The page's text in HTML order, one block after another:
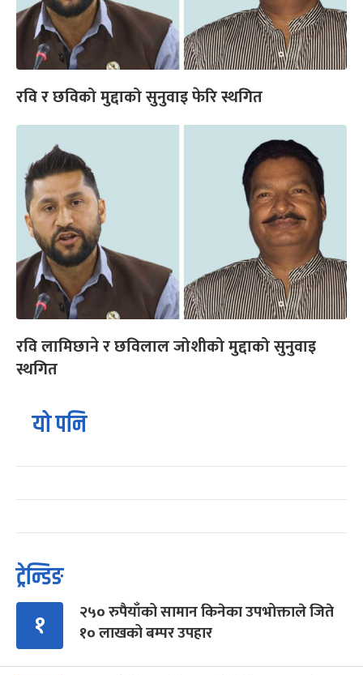
रवि र छविको मुद्दाको सुनुवाइ फेरि स्थगित
रवि लामिछाने र छविलाल जोशीको मुद्दाको सुनुवाइ
स्थगित
यो पनि
ट्रेन्डिङ
१
२५० रुपैयाँको सामान किनेका उपभोक्ताले जिते
१० लाखको बम्पर उपहार